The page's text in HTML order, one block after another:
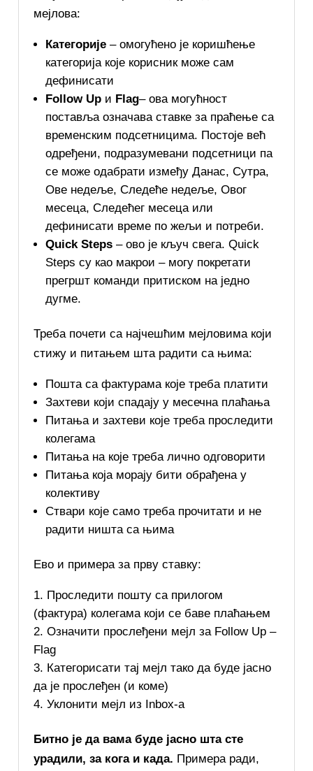
мејлова:
Категорије – омогућено је коришћење
категорија које корисник може сам
дефинисати
Follow Up и Flag– ова могућност
поставља означава ставке за праћење са
временским подсетницима. Постоје већ
одређени, подразумевани подсетници па
се може одабрати између Данас, Сутра,
Ове недеље, Следеће недеље, Овог
месеца, Следећег месеца или
дефинисати време по жељи и потреби.
Quick Steps – ово је кључ свега. Quick
Steps су као макрои – могу покретати
прегршт команди притиском на једно
дугме.
Треба почети са најчешћим мејловима који
стижу и питањем шта радити са њима:
Пошта са фактурама које треба платити
Захтеви који спадају у месечна плаћања
Питања и захтеви које треба проследити
колегама
Питања на које треба лично одговорити
Питања која морају бити обрађена у
колективу
Ствари које само треба прочитати и не
радити ништа са њима
Ево и примера за прву ставку:
Проследити пошту са прилогом
(фактура) колегама који се баве плаћањем
Означити прослеђени мејл за Follow Up –
Flag
Категорисати тај мејл тако да буде јасно
да је прослеђен (и коме)
Уклонити мејл из Inbox-a
Битно је да вама буде јасно шта сте
урадили, за кога и када. Примера ради,